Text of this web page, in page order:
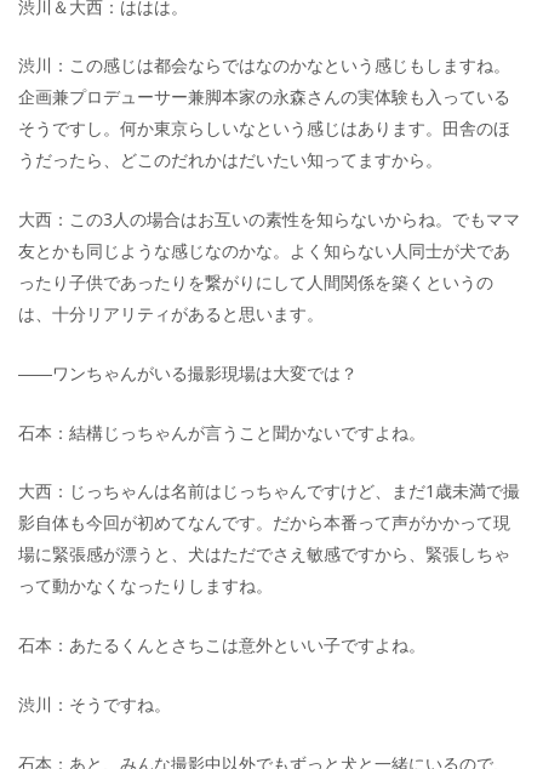
渋川＆大西：ははは。
渋川：この感じは都会ならではなのかなという感じもしますね。
企画兼プロデューサー兼脚本家の永森さんの実体験も入っている
そうですし。何か東京らしいなという感じはあります。田舎のほ
うだったら、どこのだれかはだいたい知ってますから。
大西：この3人の場合はお互いの素性を知らないからね。でもママ
友とかも同じような感じなのかな。よく知らない人同士が犬であ
ったり子供であったりを繋がりにして人間関係を築くというの
は、十分リアリティがあると思います。
――ワンちゃんがいる撮影現場は大変では？
石本：結構じっちゃんが言うこと聞かないですよね。
大西：じっちゃんは名前はじっちゃんですけど、まだ1歳未満で撮
影自体も今回が初めてなんです。だから本番って声がかかって現
場に緊張感が漂うと、犬はただでさえ敏感ですから、緊張しちゃ
って動かなくなったりしますね。
石本：あたるくんとさちこは意外といい子ですよね。
渋川：そうですね。
石本：あと、みんな撮影中以外でもずっと犬と一緒にいるので、